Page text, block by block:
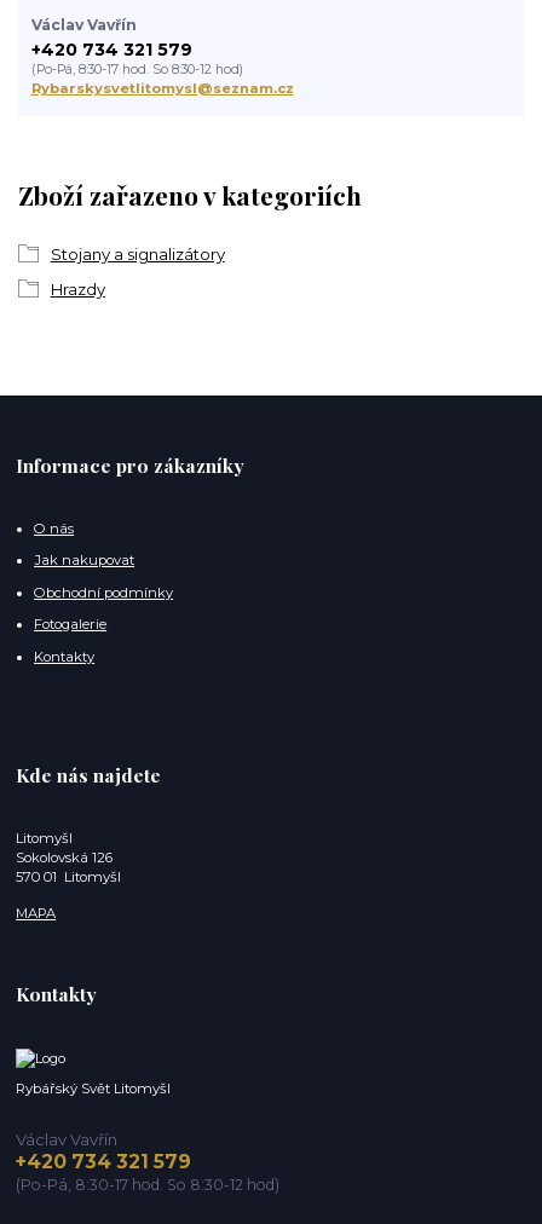
Zboží zařazeno v kategoriích
Stojany a signalizátory
Hrazdy
Václav Vavřín
+420 734 321 579
(Po-Pá, 8:30-17 hod. So 8:30-12 hod)
Rybarskysvetlitomysl@seznam.cz
Informace pro zákazníky
O nás
Jak nakupovat
Obchodní podmínky
Fotogalerie
Kontakty
Kde nás najdete
Litomyšl
Sokolovská 126
570 01 Litomyšl
MAPA
Kontakty
Rybářský Svět Litomyšl
Václav Vavřín
+420 734 321 579
(Po-Pá, 8:30-17 hod. So 8:30-12 hod)